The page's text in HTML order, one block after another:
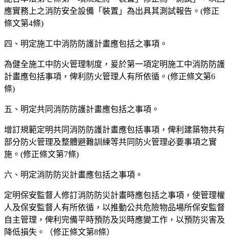
應實務上之消防安全設備「裝置」為出具其測試報告。(修正
條文第4條)
四、明定施工中消防防護計畫應包括之事項。
為健全施工中防火管理制度，爰於第一項定明施工中消防防護
計畫應包括事項，俾利防火管理人有所依循。(修正條文第6
條)
五、明定共同消防防護計畫應包括之事項。
增訂規範定明共同消防防護計畫應包括事項，俾利建築物共有
部分防火管理及整體避難訓練等共同防火管理必要事項之實
施。(修正條文第7條)
六、明定消防防災計畫應包括之事項。
定明保安監督人修訂消防防災計畫時應包括之事項，使管理權
人及保安監督人有所依循，以推動公共危險物品場所保安監督
自主管理，俾利完備平時預防及災時應變工作，以預防災害及
降低損失。（修正條文第8條）